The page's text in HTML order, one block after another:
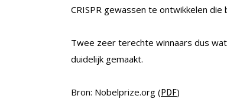
CRISPR gewassen te ontwikkelen
Twee zeer terechte winnaars dus
duidelijk gemaakt.
Bron: Nobelprize.org (PDF)